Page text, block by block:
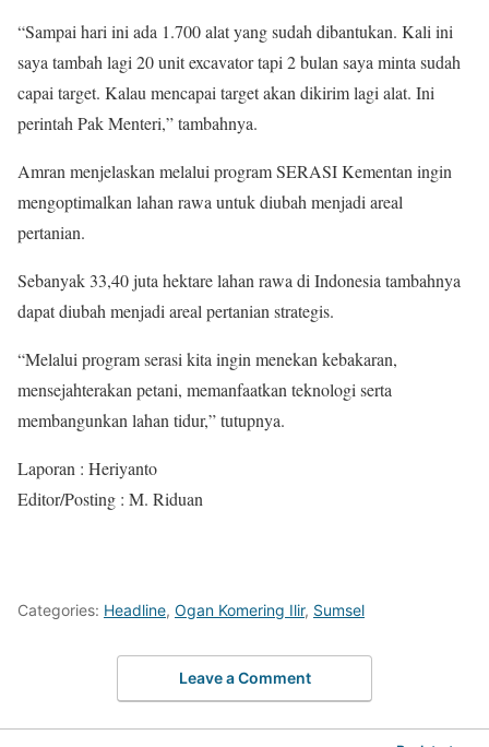
“Sampai hari ini ada 1.700 alat yang sudah dibantukan. Kali ini
saya tambah lagi 20 unit excavator tapi 2 bulan saya minta sudah
capai target. Kalau mencapai target akan dikirim lagi alat. Ini
perintah Pak Menteri,” tambahnya.
Amran menjelaskan melalui program SERASI Kementan ingin
mengoptimalkan lahan rawa untuk diubah menjadi areal
pertanian.
Sebanyak 33,40 juta hektare lahan rawa di Indonesia tambahnya
dapat diubah menjadi areal pertanian strategis.
“Melalui program serasi kita ingin menekan kebakaran,
mensejahterakan petani, memanfaatkan teknologi serta
membangunkan lahan tidur,” tutupnya.
Laporan : Heriyanto
Editor/Posting : M. Riduan
Categories: Headline, Ogan Komering Ilir, Sumsel
Leave a Comment